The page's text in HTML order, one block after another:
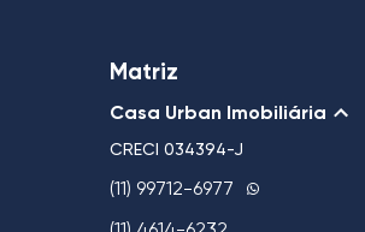
Matriz
Casa Urban Imobiliária
CRECI 034394-J
(11) 99712-6977